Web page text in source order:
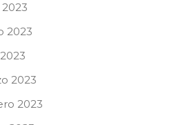
2023
2023
2023